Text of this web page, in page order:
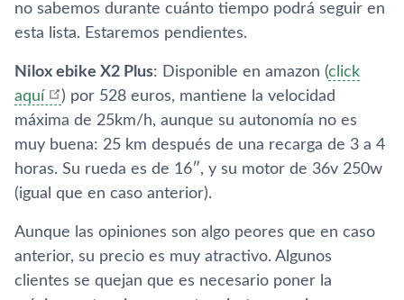
no sabemos durante cuánto tiempo podrá seguir en
esta lista. Estaremos pendientes.
Nilox ebike X2 Plus: Disponible en amazon (click
aquí
) por 528 euros, mantiene la velocidad
máxima de 25km/h, aunque su autonomía no es
muy buena: 25 km después de una recarga de 3 a 4
horas. Su rueda es de 16″, y su motor de 36v 250w
(igual que en caso anterior).
Aunque las opiniones son algo peores que en caso
anterior, su precio es muy atractivo. Algunos
clientes se quejan que es necesario poner la